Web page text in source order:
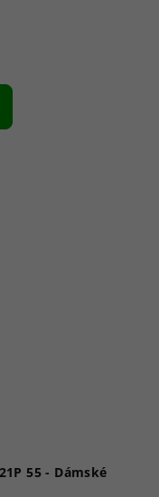
Guess sluneční brýle GU7915 21P 55 - Dámské